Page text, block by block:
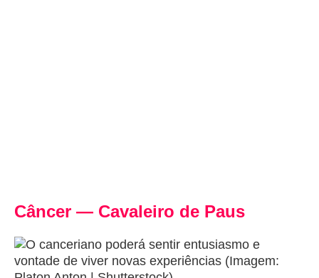
Câncer — Cavaleiro de Paus